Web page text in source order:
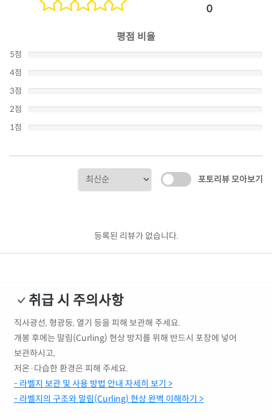
0
평점 비율
5점
4점
3점
2점
1점
포토리뷰 모아보기
등록된 리뷰가 없습니다.
취급 시 주의사항
직사광선, 형광등, 열기 등을 피해 보관해 주세요.
개봉 후에는 말림(Curling) 현상 방지를 위해 반드시 포장에 넣어
보관하시고,
저온·다습한 환경은 피해 주세요.
- 라벨지 보관 및 사용 방법 안내 자세히 보기 >
- 라벨지의 구조와 말림(Curling) 현상 완벽 이해하기 >